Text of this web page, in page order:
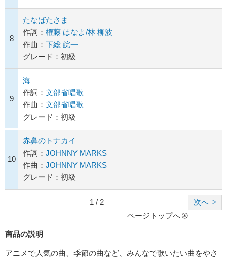
8
たなばたさま
作詞： 権藤 はなよ/林 柳波
作曲： 下総 皖一
グレード：初級
9
海
作詞： 文部省唱歌
作曲： 文部省唱歌
グレード：初級
10
赤鼻のトナカイ
作詞： JOHNNY MARKS
作曲： JOHNNY MARKS
グレード：初級
次へ
1 / 2
ページトップへ
商品の説明
アニメで人気の曲、季節の曲など、みんなで歌いたい曲をやさ